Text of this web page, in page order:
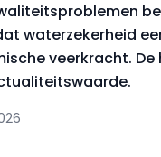
waterzekerheid
veerkracht.